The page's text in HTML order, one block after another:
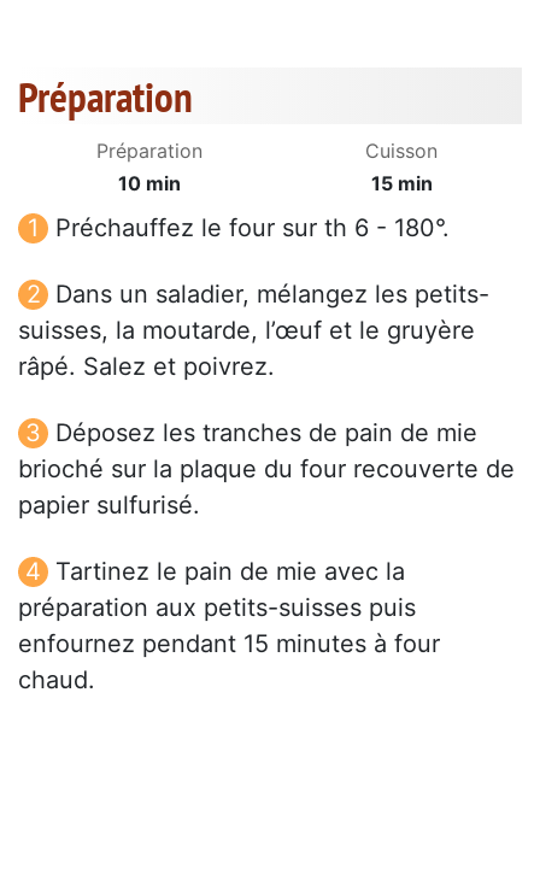
Préparation
Préparation
10 min
Cuisson
15 min
Préchauffez le four sur th 6 - 180°.
Dans un saladier, mélangez les petits-
suisses, la moutarde, l’œuf et le gruyère
râpé. Salez et poivrez.
Déposez les tranches de pain de mie
brioché sur la plaque du four recouverte de
papier sulfurisé.
Tartinez le pain de mie avec la
préparation aux petits-suisses puis
enfournez pendant 15 minutes à four
chaud.